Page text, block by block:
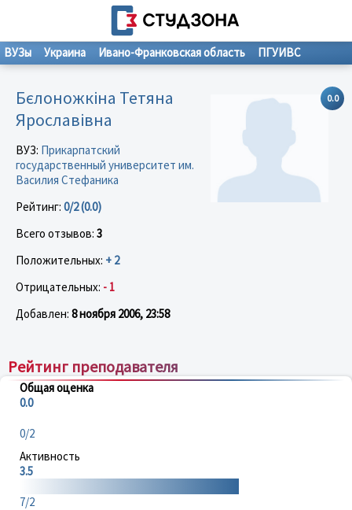
ВУЗы Украина Ивано-Франковская область ПГУИВС
0.0
Бєлоножкіна Тетяна
Ярославівна
ВУЗ: Прикарпатский
государственный университет им.
Василия Стефаника
Рейтинг: 0/2 (0.0)
Всего отзывов: 3
Положительных: + 2
Отрицательных: - 1
Добавлен: 8 ноября 2006, 23:58
Рейтинг преподавателя
Общая оценка
0.0
0/2
Активность
3.5
7/2